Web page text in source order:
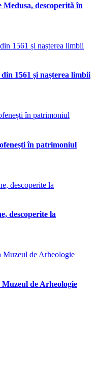
descoperită în
1561 și nașterea limbii
în patrimoniul
descoperite la
Muzeul de Arheologie